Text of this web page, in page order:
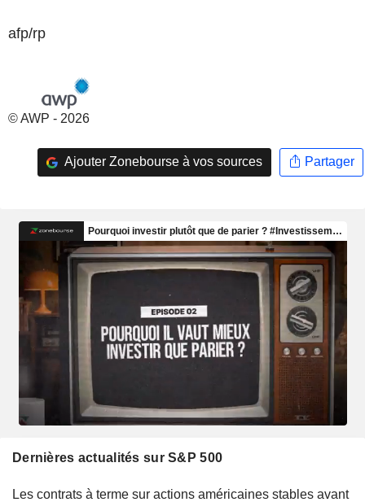
afp/rp
© AWP - 2026
Ajouter Zonebourse à vos sources Partager
Dernières actualités sur S&P 500
Les contrats à terme sur actions américaines stables avant